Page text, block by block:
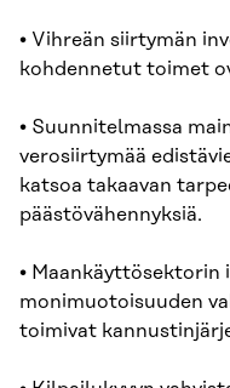
• Vihreän siirtymän
kohdennetut toimet
• Suunnitelmassa
verosiirtymää
katsoa takaavan
päästövähennyksiä.
•
monimuotoisuuden
toimivat